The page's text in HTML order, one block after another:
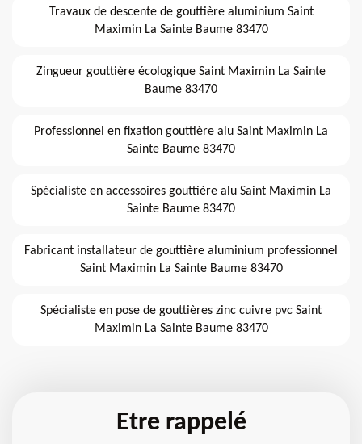
Travaux de descente de gouttière aluminium Saint
Maximin La Sainte Baume 83470
Zingueur gouttière écologique Saint Maximin La Sainte
Baume 83470
Professionnel en fixation gouttière alu Saint Maximin La
Sainte Baume 83470
Spécialiste en accessoires gouttière alu Saint Maximin La
Sainte Baume 83470
Fabricant installateur de gouttière aluminium professionnel
Saint Maximin La Sainte Baume 83470
Spécialiste en pose de gouttières zinc cuivre pvc Saint
Maximin La Sainte Baume 83470
Etre rappelé